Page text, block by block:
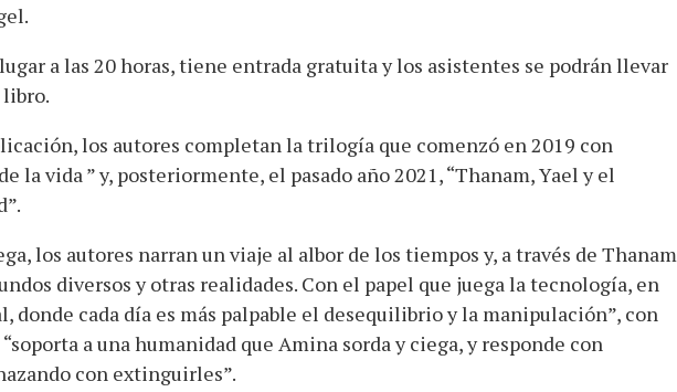
a las 20 horas, tiene entrada gratuita y los asistentes se podrán llevar
libro.
los autores completan la trilogía que comenzó en 2019 con
la vida ” y, posteriormente, el pasado año 2021, “Thanam, Yael y el
los autores narran un viaje al albor de los tiempos y, a través de Thanam
diversos y otras realidades. Con el papel que juega la tecnología, en
donde cada día es más palpable el desequilibrio y la manipulación”, con
a una humanidad que Amina sorda y ciega, y responde con
con extinguirles”.